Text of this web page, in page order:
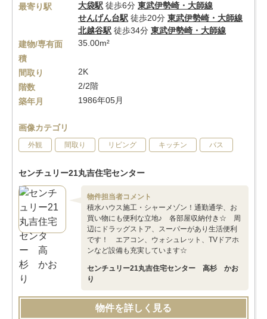
最寄り駅
大袋駅 徒歩6分 東武伊勢崎・大師線
せんげん台駅 徒歩20分 東武伊勢崎・大師線
北越谷駅 徒歩34分 東武伊勢崎・大師線
建物/専有面
積
35.00m²
間取り
2K
階数
2/2階
築年月
1986年05月
画像カテゴリ
外観 間取り リビング キッチン バス
センチュリー21丸吉住宅センター
物件担当者コメント
積水ハウス施工・シャーメゾン！通勤通学、お
買い物にも便利な立地♪ 各部屋収納付き☆ 周
辺にドラッグストア、スーパーがあり生活便利
です！ エアコン、ウォシュレット、TVドアホ
ンなど設備も充実しています☆
センチュリー21丸吉住宅センター 高杉 かお
り
物件を詳しく見る